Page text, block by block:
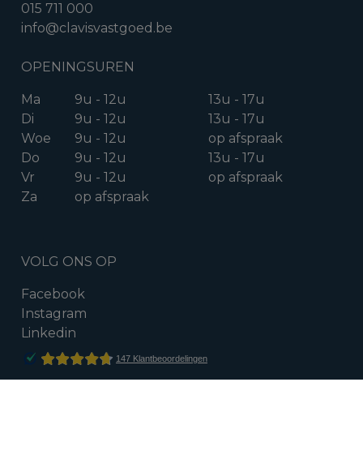
015 711 000
info@clavisvastgoed.be
OPENINGSUREN
Ma 9u - 12u
13u - 17u
Di
9u - 12u
13u - 17u
Woe
9u - 12u
op afspraak
Do
9u - 12u
13u - 17u
Vr
9u - 12u
op afspraak
Za
op afspraak
VOLG ONS OP
Facebook
Instagram
Linkedin